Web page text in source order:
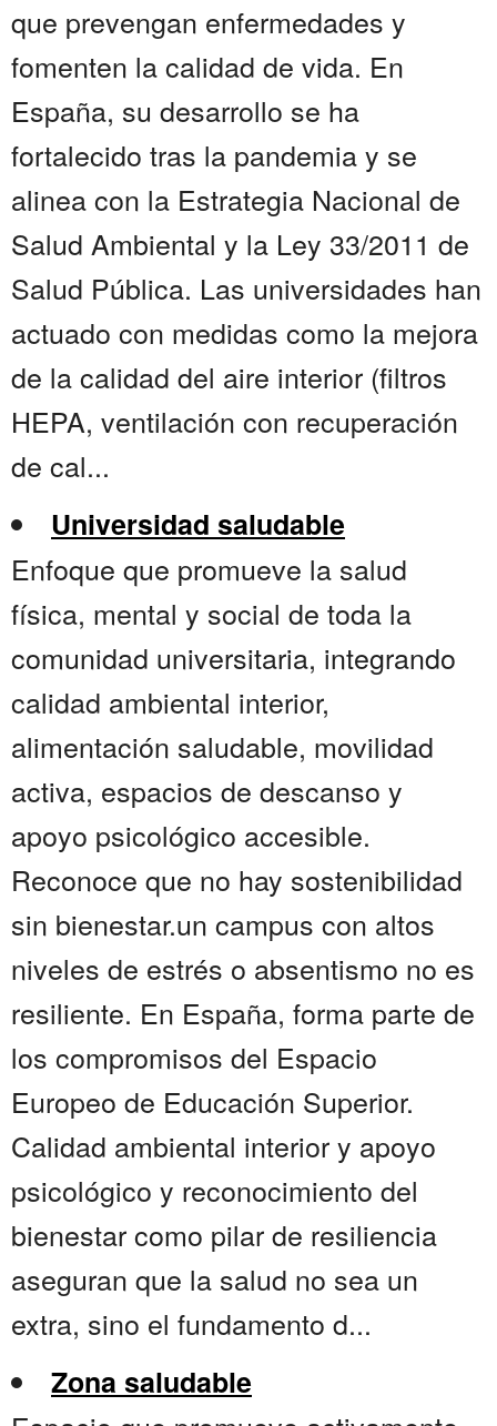
que prevengan enfermedades y
fomenten la calidad de vida. En
España, su desarrollo se ha
fortalecido tras la pandemia y se
alinea con la Estrategia Nacional de
Salud Ambiental y la Ley 33/2011 de
Salud Pública. Las universidades han
actuado con medidas como la mejora
de la calidad del aire interior (filtros
HEPA, ventilación con recuperación
de cal...
Universidad saludable
Enfoque que promueve la salud
física, mental y social de toda la
comunidad universitaria, integrando
calidad ambiental interior,
alimentación saludable, movilidad
activa, espacios de descanso y
apoyo psicológico accesible.
Reconoce que no hay sostenibilidad
sin bienestar.un campus con altos
niveles de estrés o absentismo no es
resiliente. En España, forma parte de
los compromisos del Espacio
Europeo de Educación Superior.
Calidad ambiental interior y apoyo
psicológico y reconocimiento del
bienestar como pilar de resiliencia
aseguran que la salud no sea un
extra, sino el fundamento d...
Zona saludable